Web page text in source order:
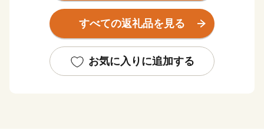
に臨む、豊かな自然環境と穏やかな気候に恵まれた「四
季折々の美しい自然を満喫できるまち」です。
代産業が発達し、日本有数の工業都市として成長してき
た「ものづくりのまち」です。
すべての返礼品を見る
お気に入りに追加する